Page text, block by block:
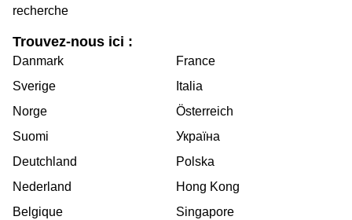
recherche
Trouvez-nous ici :
Danmark
Sverige
Norge
Suomi
Deutchland
Nederland
Belgique
France
Italia
Österreich
Україна
Polska
Hong Kong
Singapore